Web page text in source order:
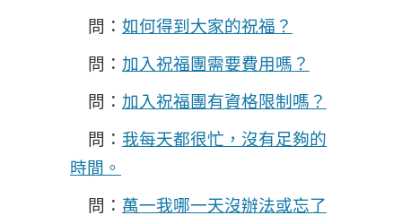
問： 如何得到大家的祝福？
問： 加入祝福團需要費用嗎？
問： 加入祝福團有資格限制嗎？
問： 我每天都很忙，沒有足夠的
時間。
問： 萬一我哪一天沒辦法或忘了